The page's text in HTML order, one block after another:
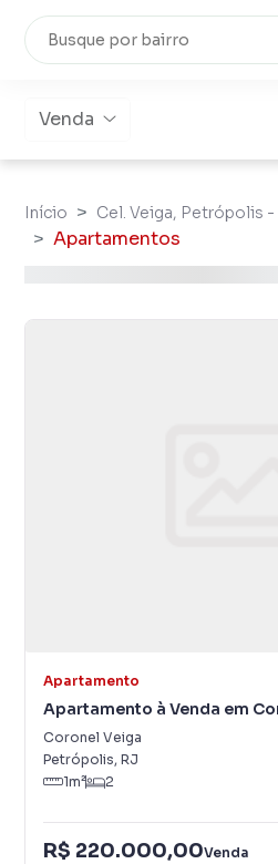
Venda
Início Cel. Veiga, Petrópolis -
Apartamentos
Apartamento
Apartamento à Venda em
Coronel Veiga
Petrópolis, RJ
1m² 2
R$ 220.000,00Venda